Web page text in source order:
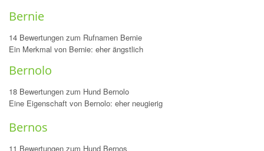
Bernie
14 Bewertungen zum Rufnamen Bernie
Ein Merkmal von Bernie: eher ängstlich
Bernolo
18 Bewertungen zum Hund Bernolo
Eine Eigenschaft von Bernolo: eher neugierig
Bernos
11 Bewertungen zum Hund Bernos